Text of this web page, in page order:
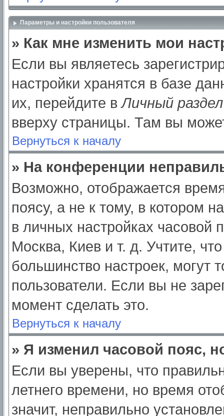
Параметры и настройки пользователя
» Как мне изменить мои
Если вы являетесь
настройки хранятся в базе
их, перейдите вЛичный раздел
вверху страницы. Там вы
Вернуться к началу
» На конференции
Возможно, отображается
поясу, а не к тому, в котором
в личных настройках часовой
Москва, Киев и т. д. Учтите,
большинство настроек, могут
пользователи. Если вы не
момент сделать это.
Вернуться к началу
» Я изменил часовой пояс,
Если вы уверены, что
летнего времени, но время
значит, неправильно